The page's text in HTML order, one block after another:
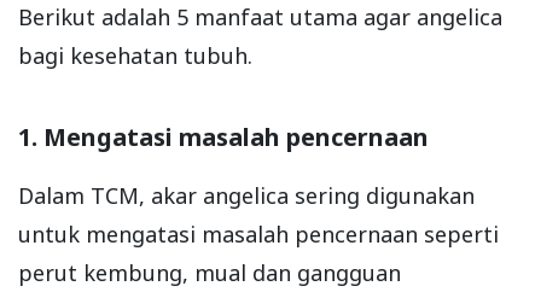
Berikut adalah 5 manfaat utama agar angelica
bagi kesehatan tubuh.
1. Mengatasi masalah pencernaan
Dalam TCM, akar angelica sering digunakan
untuk mengatasi masalah pencernaan seperti
perut kembung, mual dan gangguan